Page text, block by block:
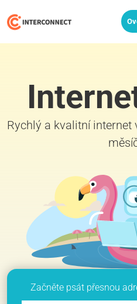
Rychlý a kvalitní internet
Začněte psát přesnou